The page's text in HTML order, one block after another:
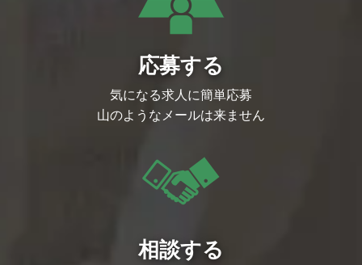
応募する
気になる求人に簡単応募
山のようなメールは来ません
相談する